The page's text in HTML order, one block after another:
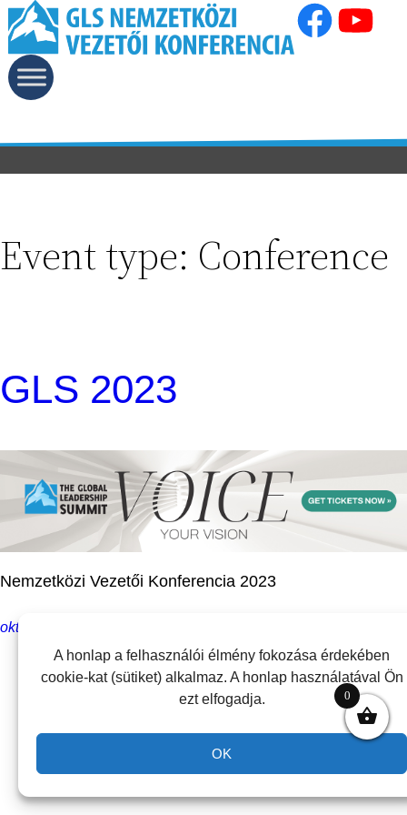
A honlap a felhasználói élmény fokozása érdekében
cookie-kat (sütiket) alkalmaz. A honlap használatával Ön
ezt elfogadja.
OK
Ugrás
tartalomhoz
Facebook YouTube
Event type: Conference
GLS 2023
Nemzetközi Vezetői Konferencia 2023
október 12, 2022
0